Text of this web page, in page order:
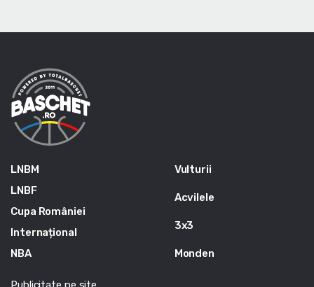
LNBM
LNBF
Cupa României
Internațional
NBA
Vulturii
Acvilele
3x3
Monden